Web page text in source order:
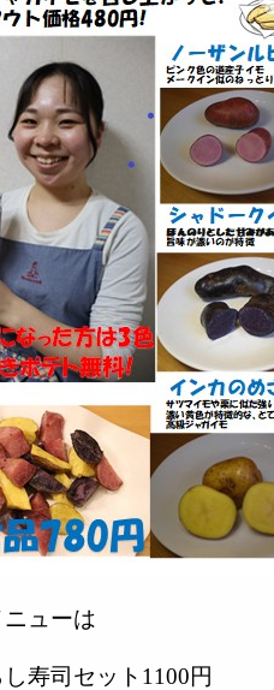
ューは
寿司セット1100円